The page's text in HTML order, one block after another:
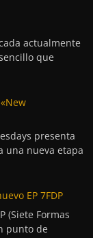
actualmente
que
presenta
una nueva etapa
EP 7FDP
(Siete Formas
punto de